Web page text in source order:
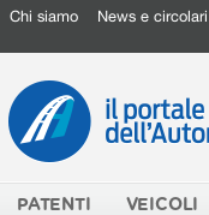
Chi siamo News e circolari
PATENTI VEICOLI